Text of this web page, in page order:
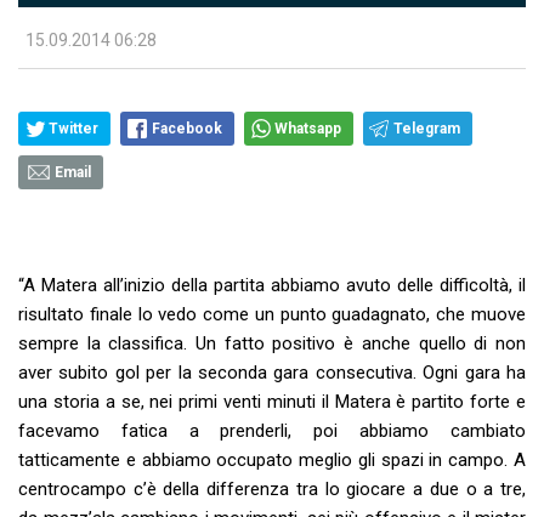
15.09.2014 06:28
Twitter Facebook Whatsapp Telegram
Email
“A Matera all’inizio della partita abbiamo avuto delle difficoltà, il
risultato finale lo vedo come un punto guadagnato, che muove
sempre la classifica. Un fatto positivo è anche quello di non
aver subito gol per la seconda gara consecutiva. Ogni gara ha
una storia a se, nei primi venti minuti il Matera è partito forte e
facevamo fatica a prenderli, poi abbiamo cambiato
tatticamente e abbiamo occupato meglio gli spazi in campo. A
centrocampo c’è della differenza tra lo giocare a due o a tre,